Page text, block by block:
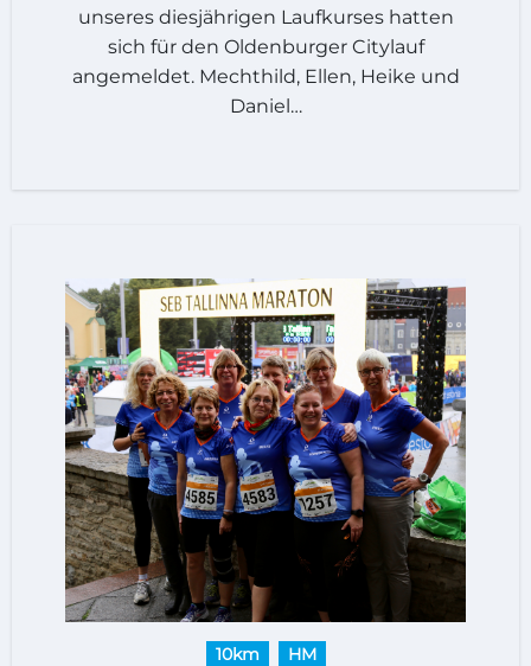
unseres diesjährigen Laufkurses hatten
sich für den Oldenburger Citylauf
angemeldet. Mechthild, Ellen, Heike und
Daniel…
10km HM